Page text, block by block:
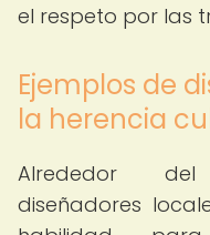
el respeto por las
Ejemplos de
la herencia
Alrededor
diseñadores